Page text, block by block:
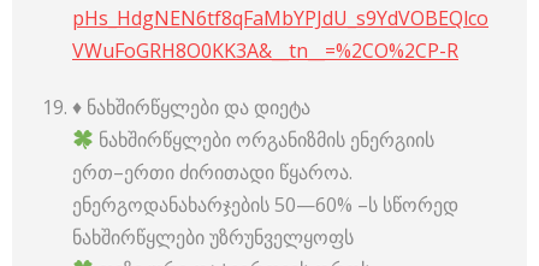
pHs_HdgNEN6tf8qFaMbYPJdU_s9YdVOBEQlco
VWuFoGRH8O0KK3A&__tn__=%2CO%2CP-R
♦️ ნახშირწყლები და დიეტა
ნახშირწყლები ორგანიზმის ენერგიის
ერთ–ერთი ძირითადი წყაროა.
ენერგოდანახარჯების 50—60% –ს სწორედ
ნახშირწყლები უზრუნველყოფს